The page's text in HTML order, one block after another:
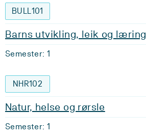
BULL101
Barns utvikling, leik og læring
Semester: 1
NHR102
Natur, helse og rørsle
Semester: 1